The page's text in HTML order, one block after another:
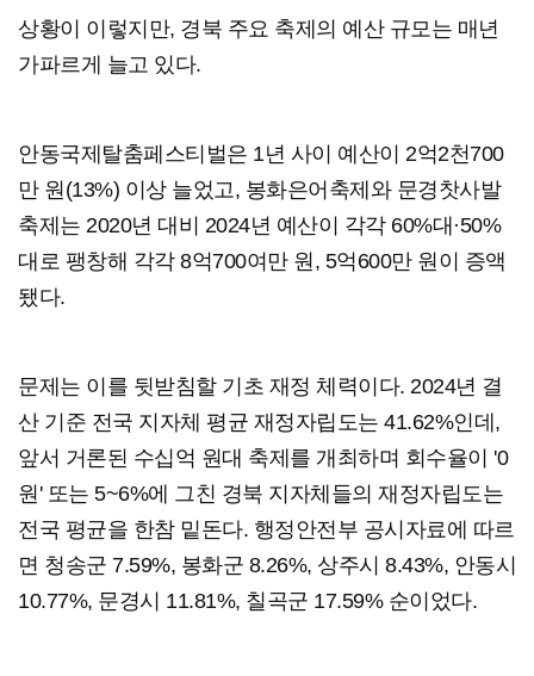
상황이 이렇지만, 경북 주요 축제의 예산 규모는 매년
가파르게 늘고 있다.
안동국제탈춤페스티벌은 1년 사이 예산이 2억2천700
만 원(13%) 이상 늘었고, 봉화은어축제와 문경찻사발
축제는 2020년 대비 2024년 예산이 각각 60%대·50%
대로 팽창해 각각 8억700여만 원, 5억600만 원이 증액
됐다.
문제는 이를 뒷받침할 기초 재정 체력이다. 2024년 결
산 기준 전국 지자체 평균 재정자립도는 41.62%인데,
앞서 거론된 수십억 원대 축제를 개최하며 회수율이 '0
원' 또는 5~6%에 그친 경북 지자체들의 재정자립도는
전국 평균을 한참 밑돈다. 행정안전부 공시자료에 따르
면 청송군 7.59%, 봉화군 8.26%, 상주시 8.43%, 안동시
10.77%, 문경시 11.81%, 칠곡군 17.59% 순이었다.